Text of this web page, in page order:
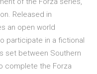
Released in
an open world
participate in a fictional
set between Southern
complete the Forza